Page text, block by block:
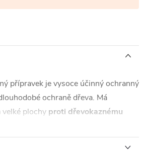
přípravek je vysoce účinný ochranný
ochraně dřeva. Má
plochy proti dřevokaznému
tesařík),
dřevozbarvujícím houbám a